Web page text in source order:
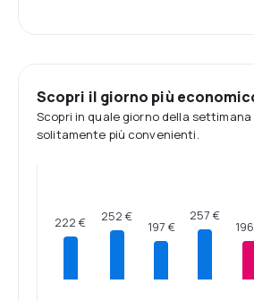
Scopri il giorno più
Scopri in quale giorno della settimana
solitamente più convenienti.
222 € 252 €
197 €
257 €